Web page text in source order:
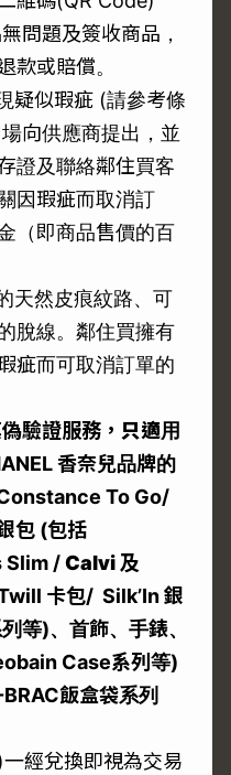
問題及簽收商品，
款或賠償。
疑似瑕疵 (請參考條
向供應商提出，並
證及聯絡鄰住買客
因瑕疵而取消訂
（即商品售價的百
天然皮痕紋路、可
脫線。鄰住買擁有
疵而可取消訂單的
驗證服務， 只適用
香奈兒品牌的
To Go/
包 (包括
Slim /Calvi及
卡包/ Silk’In銀
等)、首飾、手錶、
Case系列等)
飯盒袋系列
經兌換即視為交易